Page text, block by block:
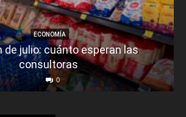
ECONOMÍA
de julio: cuánto esperan las
consultoras
0